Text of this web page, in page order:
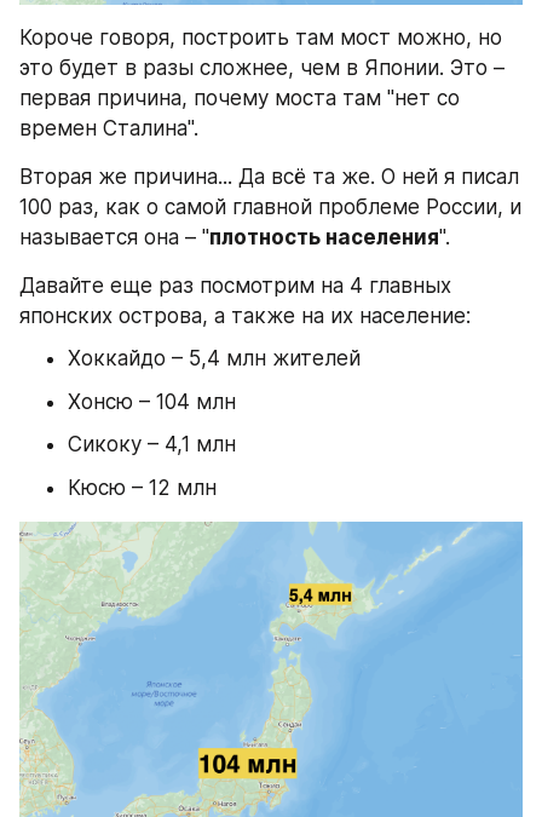
Короче говоря, построить там мост можно, но
это будет в разы сложнее, чем в Японии. Это –
первая причина, почему моста там "нет со
времен Сталина".
Вторая же причина... Да всё та же. О ней я писал
100 раз, как о самой главной проблеме России, и
называется она – "плотность населения".
Давайте еще раз посмотрим на 4 главных
японских острова, а также на их население:
Хоккайдо – 5,4 млн жителей
Хонсю – 104 млн
Сикоку – 4,1 млн
Кюсю – 12 млн